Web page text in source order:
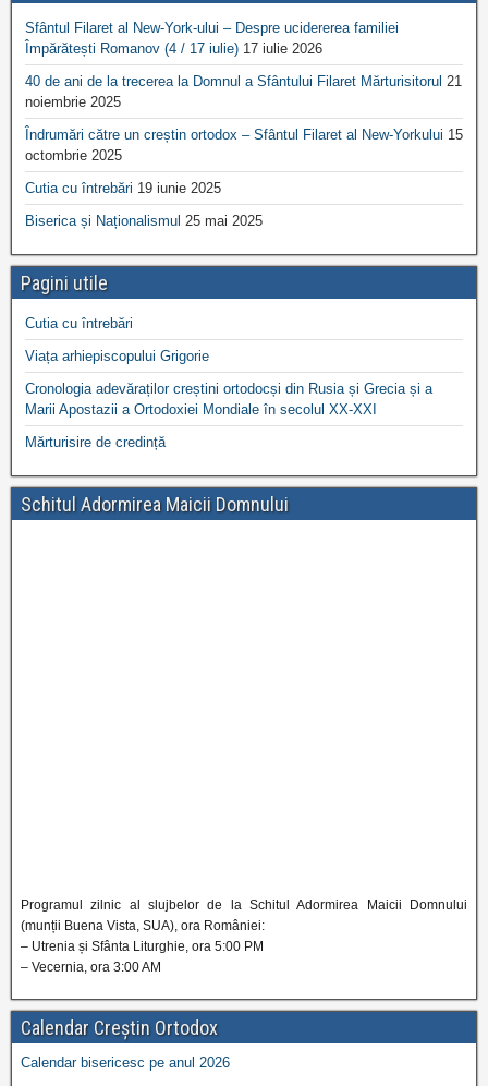
Sfântul Filaret al New-York-ului – Despre ucidererea familiei
Împărătești Romanov (4 / 17 iulie) 17 iulie 2026
40 de ani de la trecerea la Domnul a Sfântului Filaret Mărturisitorul 21
noiembrie 2025
Îndrumări către un creștin ortodox – Sfântul Filaret al New-Yorkului 15
octombrie 2025
Cutia cu întrebări 19 iunie 2025
Biserica și Naționalismul 25 mai 2025
Pagini utile
Cutia cu întrebări
Viața arhiepiscopului Grigorie
Cronologia adevăraților creștini ortodocși din Rusia și Grecia și a
Marii Apostazii a Ortodoxiei Mondiale în secolul XX-XXI
Mărturisire de credință
Schitul Adormirea Maicii Domnului
Programul zilnic al slujbelor de la Schitul Adormirea Maicii Domnului
(munții Buena Vista, SUA), ora României:
– Utrenia și Sfânta Liturghie, ora 5:00 PM
– Vecernia, ora 3:00 AM
Calendar Creștin Ortodox
Calendar bisericesc pe anul 2026